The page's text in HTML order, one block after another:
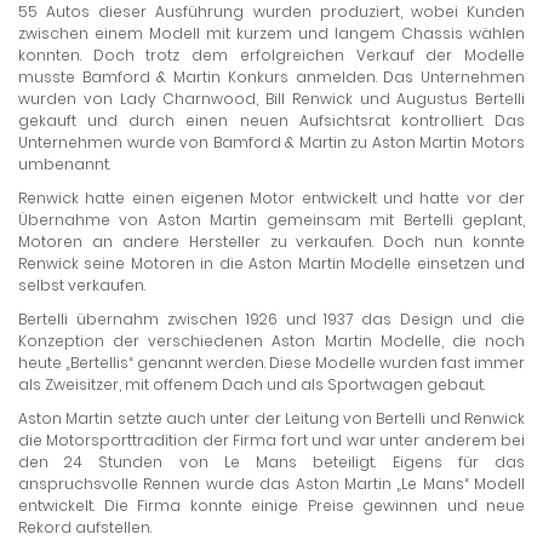
55 Autos dieser Ausführung wurden produziert, wobei Kunden
zwischen einem Modell mit kurzem und langem Chassis wählen
konnten. Doch trotz dem erfolgreichen Verkauf der Modelle
musste Bamford & Martin Konkurs anmelden. Das Unternehmen
wurden von Lady Charnwood, Bill Renwick und Augustus Bertelli
gekauft und durch einen neuen Aufsichtsrat kontrolliert. Das
Unternehmen wurde von Bamford & Martin zu Aston Martin Motors
umbenannt.
Renwick hatte einen eigenen Motor entwickelt und hatte vor der
Übernahme von Aston Martin gemeinsam mit Bertelli geplant,
Motoren an andere Hersteller zu verkaufen. Doch nun konnte
Renwick seine Motoren in die Aston Martin Modelle einsetzen und
selbst verkaufen.
Bertelli übernahm zwischen 1926 und 1937 das Design und die
Konzeption der verschiedenen Aston Martin Modelle, die noch
heute „Bertellis“ genannt werden. Diese Modelle wurden fast immer
als Zweisitzer, mit offenem Dach und als Sportwagen gebaut.
Aston Martin setzte auch unter der Leitung von Bertelli und Renwick
die Motorsporttradition der Firma fort und war unter anderem bei
den 24 Stunden von Le Mans beteiligt. Eigens für das
anspruchsvolle Rennen wurde das Aston Martin „Le Mans“ Modell
entwickelt. Die Firma konnte einige Preise gewinnen und neue
Rekord aufstellen.